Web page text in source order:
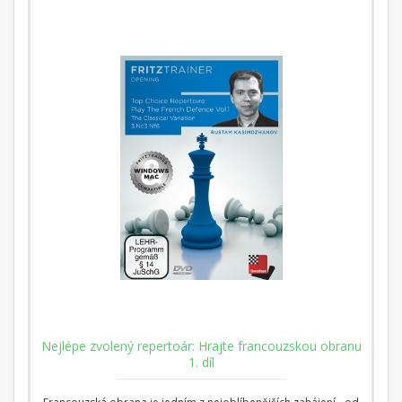
Nejlépe zvolený repertoár: Hrajte francouzskou obranu
1. díl